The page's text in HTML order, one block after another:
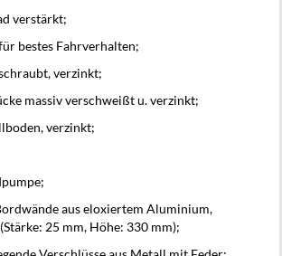
verstärkt;
bestes Fahrverhalten;
verzinkt;
massiv verschweißt u. verzinkt;
verzinkt;
aus eloxiertem Aluminium,
25 mm, Höhe: 330 mm);